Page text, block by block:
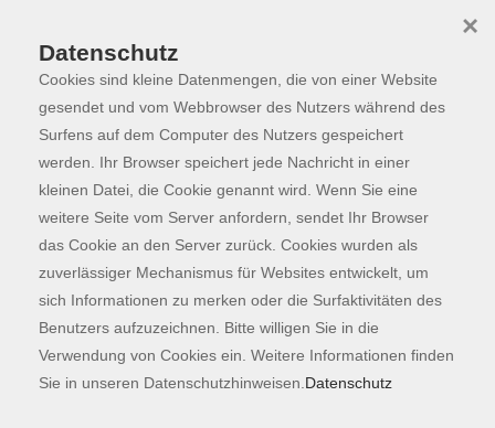
Skip to main content
Programm
Der Kurs konnte nicht gefunden werden.
Kontaktformular
Impressum
AGB
Datenschutzerklärung
Datenschutz
Cookies sind kleine Datenmengen, die von einer Website
gesendet und vom Webbrowser des Nutzers während des
Surfens auf dem Computer des Nutzers gespeichert
werden. Ihr Browser speichert jede Nachricht in einer
kleinen Datei, die Cookie genannt wird. Wenn Sie eine
weitere Seite vom Server anfordern, sendet Ihr Browser
das Cookie an den Server zurück. Cookies wurden als
zuverlässiger Mechanismus für Websites entwickelt, um
sich Informationen zu merken oder die Surfaktivitäten des
Benutzers aufzuzeichnen. Bitte willigen Sie in die
Verwendung von Cookies ein. Weitere Informationen finden
Sie in unseren Datenschutzhinweisen. Datenschutz
×